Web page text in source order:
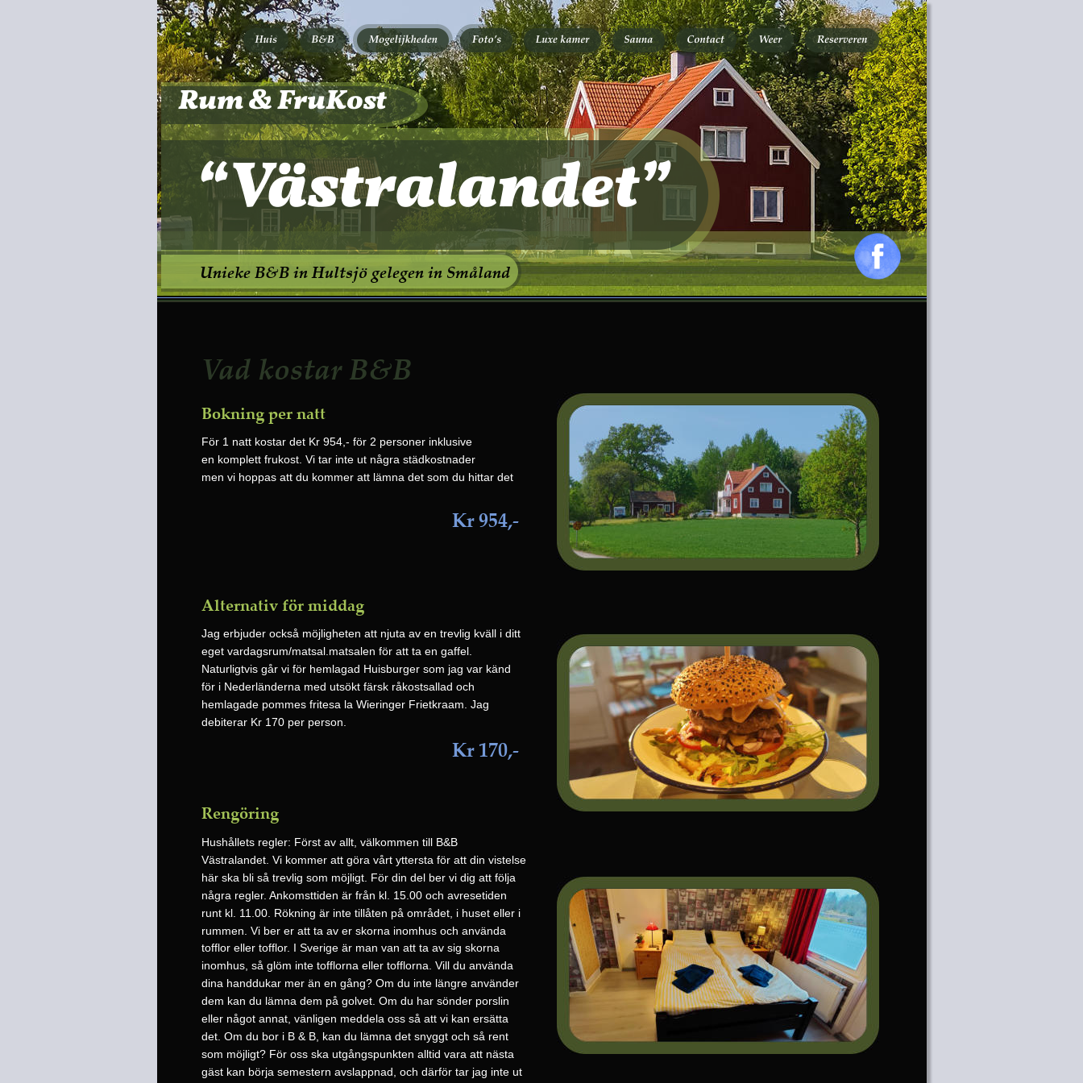
Unieke B&B in Hultsjö gelegen in Småland
Vad kostar B&B
Bokning per natt
För 1 natt kostar det Kr 954,- för 2 personer inklusive
en komplett frukost. Vi tar inte ut några städkostnader
men vi hoppas att du kommer att lämna det som du hittar det
Kr 954,-
Alternativ för middag
Jag erbjuder också möjligheten att njuta av en trevlig kväll i ditt
eget vardagsrum/matsal.matsalen för att ta en gaffel.
Naturligtvis går vi för hemlagad Huisburger som jag var känd
för i Nederländerna med utsökt färsk råkostsallad och
hemlagade pommes fritesa la Wieringer Frietkraam. Jag
debiterar Kr 170 per person.
Kr 170,-
Rengöring
Hushållets regler: Först av allt, välkommen till B&B
Västralandet. Vi kommer att göra vårt yttersta för att din vistelse
här ska bli så trevlig som möjligt. För din del ber vi dig att följa
några regler. Ankomsttiden är från kl. 15.00 och avresetiden
runt kl. 11.00. Rökning är inte tillåten på området, i huset eller i
rummen. Vi ber er att ta av er skorna inomhus och använda
tofflor eller tofflor. I Sverige är man van att ta av sig skorna
inomhus, så glöm inte tofflorna eller tofflorna. Vill du använda
dina handdukar mer än en gång? Om du inte längre använder
dem kan du lämna dem på golvet. Om du har sönder porslin
eller något annat, vänligen meddela oss så att vi kan ersätta
det. Om du bor i B & B, kan du lämna det snyggt och så rent
som möjligt? För oss ska utgångspunkten alltid vara att nästa
gäst kan börja semestern avslappnad, och därför tar jag inte ut
   Rum & FruKost